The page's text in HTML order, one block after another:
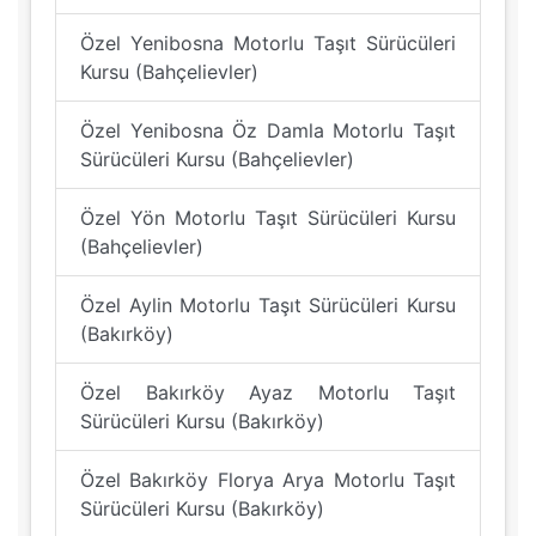
Özel Yenibosna Motorlu Taşıt Sürücüleri
Kursu (Bahçelievler)
Özel Yenibosna Öz Damla Motorlu Taşıt
Sürücüleri Kursu (Bahçelievler)
Özel Yön Motorlu Taşıt Sürücüleri Kursu
(Bahçelievler)
Özel Aylin Motorlu Taşıt Sürücüleri Kursu
(Bakırköy)
Özel Bakırköy Ayaz Motorlu Taşıt
Sürücüleri Kursu (Bakırköy)
Özel Bakırköy Florya Arya Motorlu Taşıt
Sürücüleri Kursu (Bakırköy)